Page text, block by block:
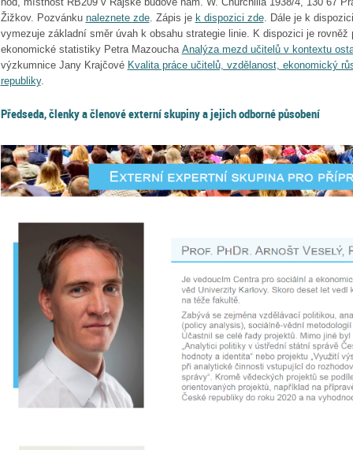
Žižkov. Pozvánku naleznete zde. Zápis je k dispozici zde. Dále je k
vymezuje základní směr úvah k obsahu strategie linie. K dispozici je rovněž
ekonomické statistiky Petra Mazoucha Analýza mezd učitelů v kontextu
výzkumnice Jany Krajčové Kvalita práce učitelů, vzdělanost, ekonomický
republiky.
Předseda, členky a členové externí skupiny a jejich odborné působení